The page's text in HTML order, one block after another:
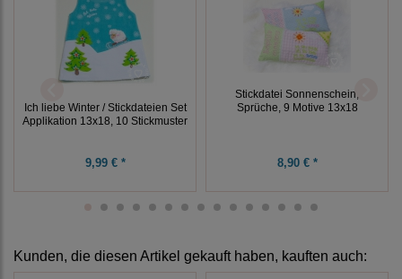
Ich liebe Winter / Stickdateien Set
Applikation 13x18, 10 Stickmuster
9,99 € *
Stickdatei Sonnenschein,
Sprüche, 9 Motive 13x18
8,90 € *
Kunden, die diesen Artikel gekauft haben, kauften auch: